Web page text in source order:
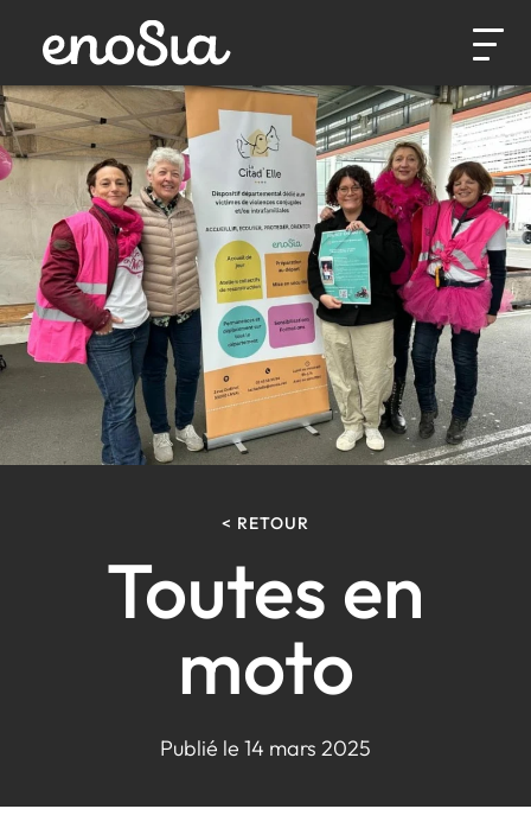
< RETOUR
Toutes en
moto
Publié le 14 mars 2025